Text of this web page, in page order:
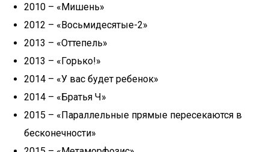
2010 – «Мишень»
2012 – «Восьмидесятые-2»
2013 – «Оттепель»
2013 – «Горько!»
2014 – «У вас будет ребенок»
2014 – «Братья Ч»
2015 – «Параллельные прямые пересекаются в
бесконечности»